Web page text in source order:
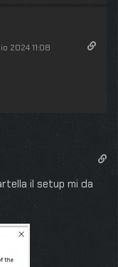
2024 11:08
il setup mi da